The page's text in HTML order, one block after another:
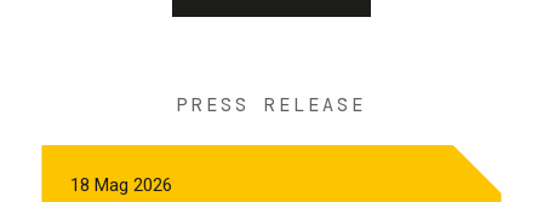
PRESS RELEASE
18 Mag 2026